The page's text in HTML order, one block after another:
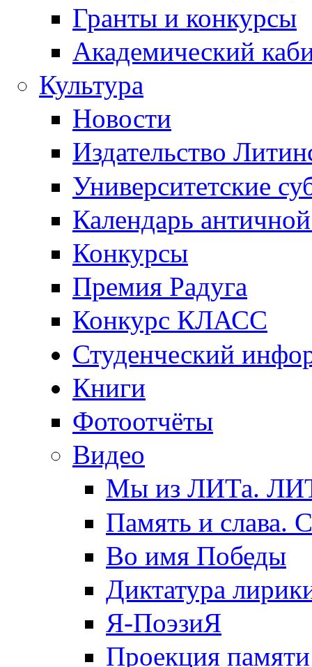
Гранты и конкурсы
Академический
Культура
Новости
Издательство
Университетские
Календарь
Конкурсы
Премия Радуга
Конкурс КЛАСС
Студенческий
Книги
Фотоотчёты
Видео
Мы из ЛИТа.
Память и слава.
Во имя Победы
Диктатура
Я-ПоэзиЯ
Проекция памяти